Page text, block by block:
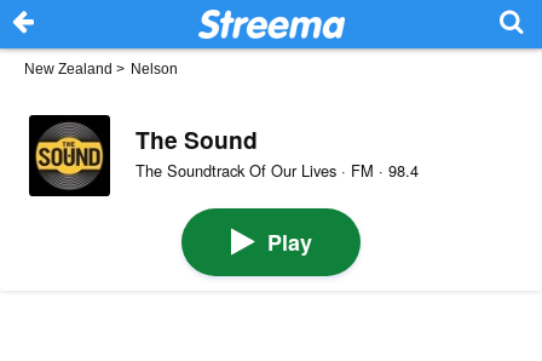
New Zealand > Nelson
The Sound
The Soundtrack Of Our Lives · FM · 98.4
Play